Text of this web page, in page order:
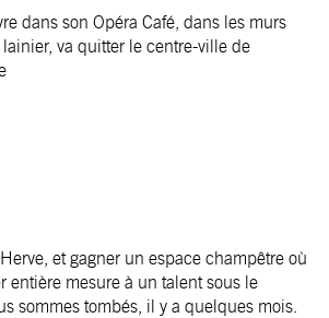
dans son Opéra Café, dans les murs
va quitter le centre-ville de
et gagner un espace champêtre où
entière mesure à un talent sous le
sommes tombés, il y a quelques mois.